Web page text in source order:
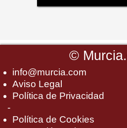
©
info@murcia.com
Aviso Legal
Política de Privacidad
-
Política de Cookies